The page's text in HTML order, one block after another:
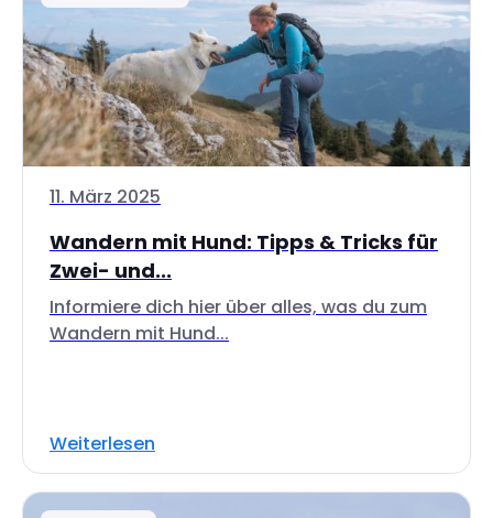
11. März 2025
Wandern mit Hund: Tipps & Tricks für
Zwei- und...
Informiere dich hier über alles, was du zum
Wandern mit Hund...
Weiterlesen